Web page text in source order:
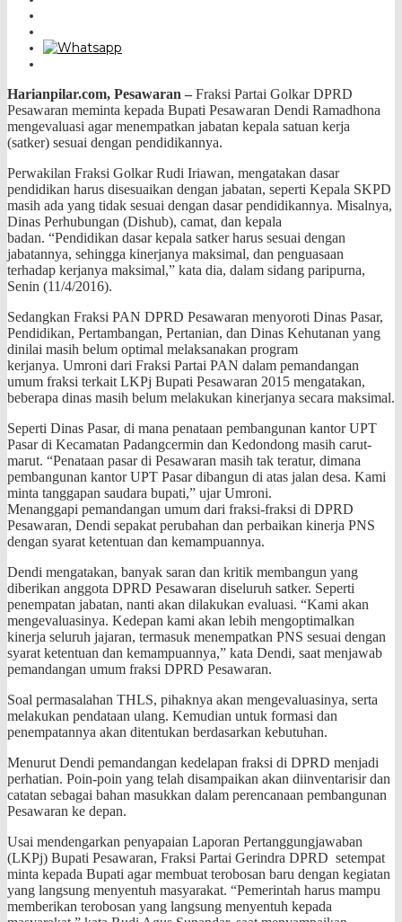
Harianpilar.com, Pesawaran – Fraksi Partai Golkar DPRD
Pesawaran meminta kepada Bupati Pesawaran Dendi Ramadhona
mengevaluasi agarmenempatkan jabatan kepala satuan kerja
(satker) sesuai dengan pendidikannya.
Perwakilan Fraksi Golkar Rudi Iriawan, mengatakan dasar
pendidikan harus disesuaikan dengan jabatan, seperti Kepala SKPD
masih ada yang tidak sesuai dengan dasar pendidikannya. Misalnya,
Dinas Perhubungan (Dishub), camat, dan kepala
badan. “Pendidikan dasar kepala satker harus sesuai dengan
jabatannya, sehingga kinerjanya maksimal, dan penguasaan
terhadap kerjanya maksimal,” kata dia, dalam sidang paripurna,
Senin (11/4/2016).
Sedangkan Fraksi PAN DPRD Pesawaran menyoroti Dinas Pasar,
Pendidikan, Pertambangan, Pertanian, dan Dinas Kehutanan yang
dinilai masih belum optimal melaksanakan program
kerjanya. Umroni dari Fraksi Partai PAN dalam pemandangan
umum fraksi terkait LKPj Bupati Pesawaran 2015 mengatakan,
beberapa dinas masih belum melakukan kinerjanya secara maksimal.
Seperti Dinas Pasar, di mana penataan pembangunan kantor UPT
Pasar di Kecamatan Padangcermin dan Kedondong masih carut-
marut. “Penataan pasar di Pesawaran masih tak teratur, dimana
pembangunan kantor UPT Pasar dibangun di atas jalan desa. Kami
minta tanggapan saudara bupati,” ujar Umroni.
Menanggapi pemandangan umum dari fraksi-fraksi di DPRD
Pesawaran, Dendi sepakat perubahan dan perbaikan kinerja PNS
dengan syarat ketentuan dan kemampuannya.
Dendi mengatakan, banyak saran dan kritik membangun yang
diberikan anggota DPRD Pesawaran diseluruh satker. Seperti
penempatan jabatan, nanti akan dilakukan evaluasi. “Kami akan
mengevaluasinya. Kedepan kami akan lebih mengoptimalkan
kinerja seluruh jajaran, termasuk menempatkan PNS sesuai dengan
syarat ketentuan dan kemampuannya,” kata Dendi, saat menjawab
pemandangan umum fraksi DPRD Pesawaran.
Soal permasalahan THLS, pihaknya akan mengevaluasinya, serta
melakukan pendataan ulang. Kemudian untuk formasi dan
penempatannya akan ditentukan berdasarkan kebutuhan.
Menurut Dendi pemandangan kedelapan fraksi di DPRD menjadi
perhatian. Poin-poin yang telah disampaikan akan diinventarisir dan
catatan sebagai bahan masukkan dalam perencanaan pembangunan
Pesawaran ke depan.
Usai mendengarkan penyapaian Laporan Pertanggungjawaban
(LKPj) Bupati Pesawaran, Fraksi Partai Gerindra DPRD setempat
minta kepada Bupati agar membuat terobosan baru dengan kegiatan
yang langsung menyentuh masyarakat. “Pemerintah harus mampu
memberikan terobosan yang langsung menyentuh kepada